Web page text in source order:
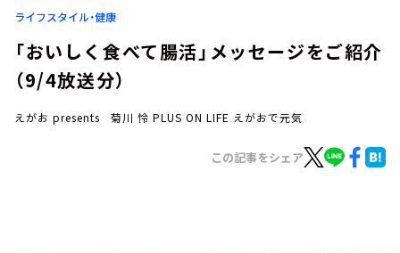
ログイン
ライフスタイル・健康
「おいしく食べて腸活」メッセージをご紹介
（9/4放送分）
えがお presents 菊川 怜 PLUS ON LIFE えがおで元気
この記事をシェア